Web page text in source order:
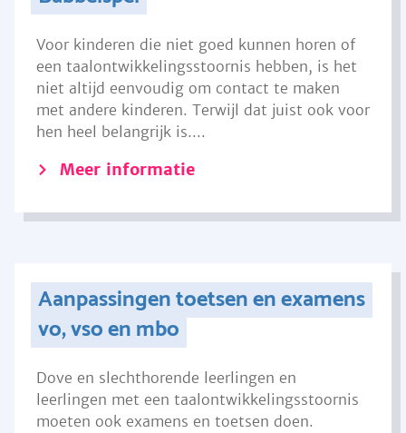
Voor kinderen die niet goed kunnen horen of
een taalontwikkelingsstoornis hebben, is het
niet altijd eenvoudig om contact te maken
met andere kinderen. Terwijl dat juist ook voor
hen heel belangrijk is....
Meer informatie
Aanpassingen toetsen en examens
vo, vso en mbo
Dove en slechthorende leerlingen en
leerlingen met een taalontwikkelingsstoornis
moeten ook examens en toetsen doen.